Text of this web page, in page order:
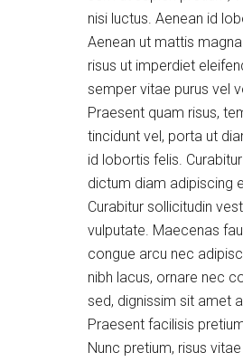
nisi luctus. Aenean id
Aenean ut mattis
risus ut imperdiet
semper vitae purus vel
Praesent quam risus,
tincidunt vel, porta ut
id lobortis felis.
dictum diam adipiscing
Curabitur sollicitudin
vulputate. Maecenas
congue arcu nec
nibh lacus, ornare nec
sed, dignissim sit amet
Praesent facilisis
Nunc pretium, risus